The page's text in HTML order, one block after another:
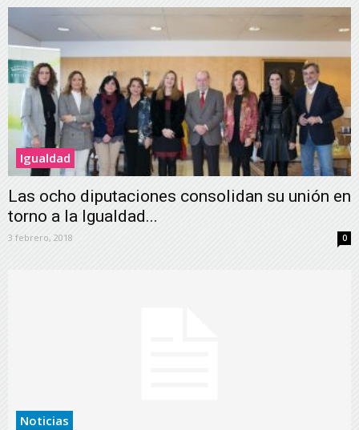
Igualdad
Las ocho diputaciones consolidan su unión en
torno a la Igualdad...
3 febrero, 2018 0
Noticias